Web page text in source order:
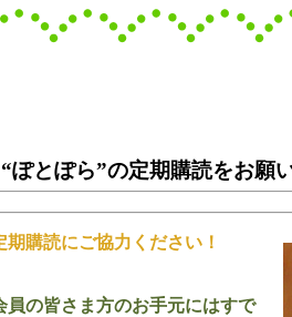
“ぽとぽら”の定期購読をお願
期購読にご協力ください！
員の皆さま方のお手元にはすで